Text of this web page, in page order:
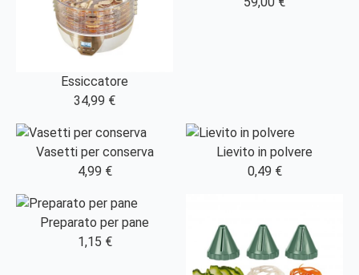
Essiccatore
34,99 €
Vasetti per conserva
4,99 €
Lievito in polvere
0,49 €
Preparato per pane
1,15 €